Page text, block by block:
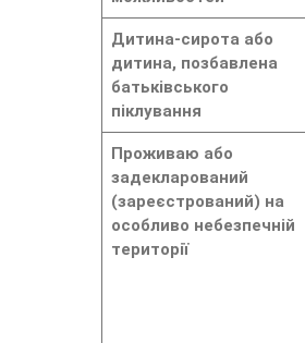
Дитина-сирота або
дитина, позбавлена
батьківського
піклування
Проживаю або
задекларований
(зареєстрований) на
особливо небезпечній
території